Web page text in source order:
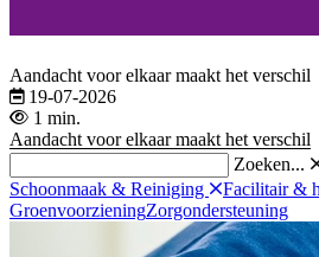
Aandacht voor elkaar maakt het verschil
19-07-2026
1 min.
Aandacht voor elkaar maakt het verschil
Zoeken...
Schoonmaak & Reiniging
Facilitair &
GroenvoorzieningZorgondersteuning